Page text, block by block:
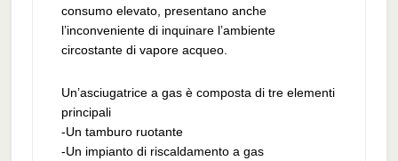
consumo elevato, presentano anche
l’inconveniente di inquinare l’ambiente
circostante di vapore acqueo.
Un’asciugatrice a gas è composta di tre elementi
principali
-Un tamburo ruotante
-Un impianto di riscaldamento a gas